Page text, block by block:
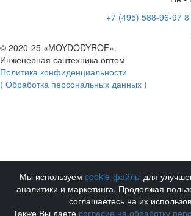
+7 (495) 588-96-97
© 2020-25 «MOYDODYROF».
Инженерная сантехника оптом
Политика конфиденциальности
( Обработка персональных данных )
Мы используем cookie-файлы для
аналитики и маркетинга. Продолжая
соглашаетесь на их
Также Вы даете согласие на обработку